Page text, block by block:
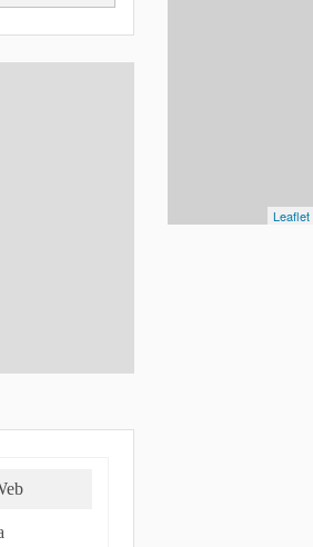
Leaflet